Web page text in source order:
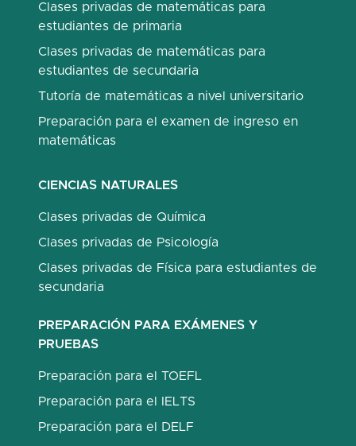
Clases privadas de matemáticas para
estudiantes de primaria
Clases privadas de matemáticas para
estudiantes de secundaria
Tutoría de matemáticas a nivel universitario
Preparación para el examen de ingreso en
matemáticas
CIENCIAS NATURALES
Clases privadas de Química
Clases privadas de Psicología
Clases privadas de Física para estudiantes de
secundaria
PREPARACIÓN PARA EXÁMENES Y
PRUEBAS
Preparación para el TOEFL
Preparación para el IELTS
Preparación para el DELF